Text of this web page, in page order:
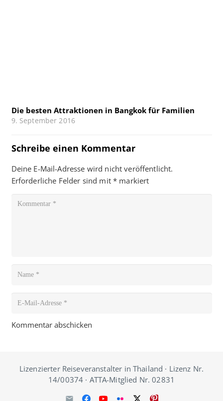
Die besten Attraktionen in Bangkok für Familien
9. September 2016
Schreibe einen Kommentar
Deine E-Mail-Adresse wird nicht veröffentlicht.
Erforderliche Felder sind mit * markiert
Kommentar abschicken
Lizenzierter Reiseveranstalter in Thailand · Lizenz Nr.
14/00374 · ATTA-Mitglied Nr. 02831